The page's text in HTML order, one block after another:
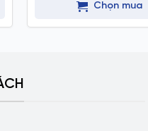
Chọn mua